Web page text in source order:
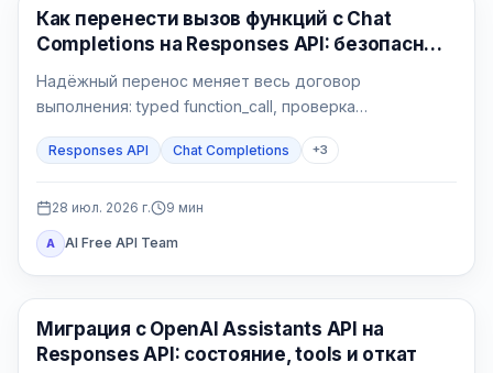
API Гайды
Как перенести вызов функций с Chat
Completions на Responses API: безопасный
Надёжный перенос меняет весь договор
выполнения: typed function_call, проверка
function_call_output с тем же call_id и проверяемый
Responses API Chat Completions +3
28 июл. 2026 г. 9 мин
A AI Free API Team
API Гайды
Миграция с OpenAI Assistants API на
Responses API: состояние, tools и откат